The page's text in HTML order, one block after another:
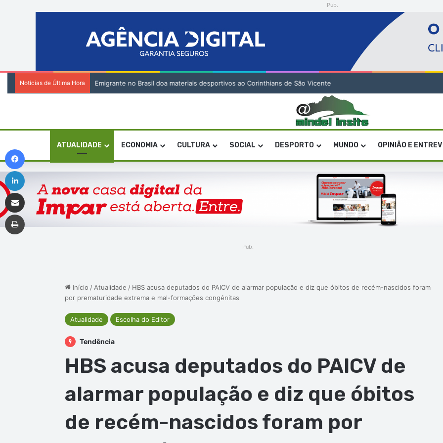
Pub.
Notícias de Última Hora Emigrante no Brasil doa materiais desportivos ao Corinthians de São Vicente
ATUALIDADE ECONOMIA CULTURA SOCIAL DESPORTO MUNDO OPINIÃO E
Pub.
Início / Atualidade / HBS acusa deputados do PAICV de alarmar população e diz que óbitos de recém-nascidos foram
por prematuridade extrema e mal-formações congénitas
Atualidade Escolha do Editor
Tendência
HBS acusa deputados do PAICV de
alarmar população e diz que óbitos
de recém-nascidos foram por
Linkedin
Imprimir